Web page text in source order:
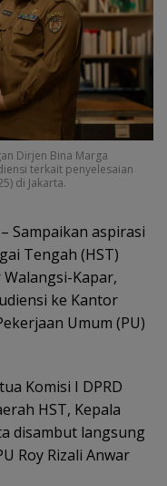
Dirjen Bina Marga
terkait penyelesaian
di Jakarta.
– Sampaikan aspirasi
Tengah (HST)
Kapar,
ke Kantor
Umum (PU)
Komisi I DPRD
HST, Kepala
disambut langsung
Roy Rizali Anwar